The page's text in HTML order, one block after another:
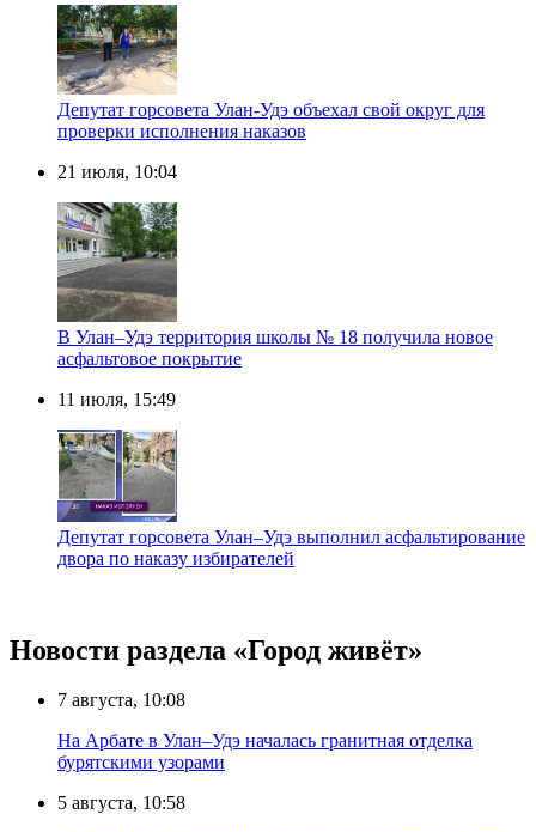
Депутат горсовета Улан-Удэ объехал свой округ для
проверки исполнения наказов
21 июля, 10:04
В Улан–Удэ территория школы № 18 получила новое
асфальтовое покрытие
11 июля, 15:49
Депутат горсовета Улан–Удэ выполнил асфальтирование
двора по наказу избирателей
Новости раздела «Город живёт»
7 августа, 10:08
На Арбате в Улан–Удэ началась гранитная отделка
бурятскими узорами
5 августа, 10:58